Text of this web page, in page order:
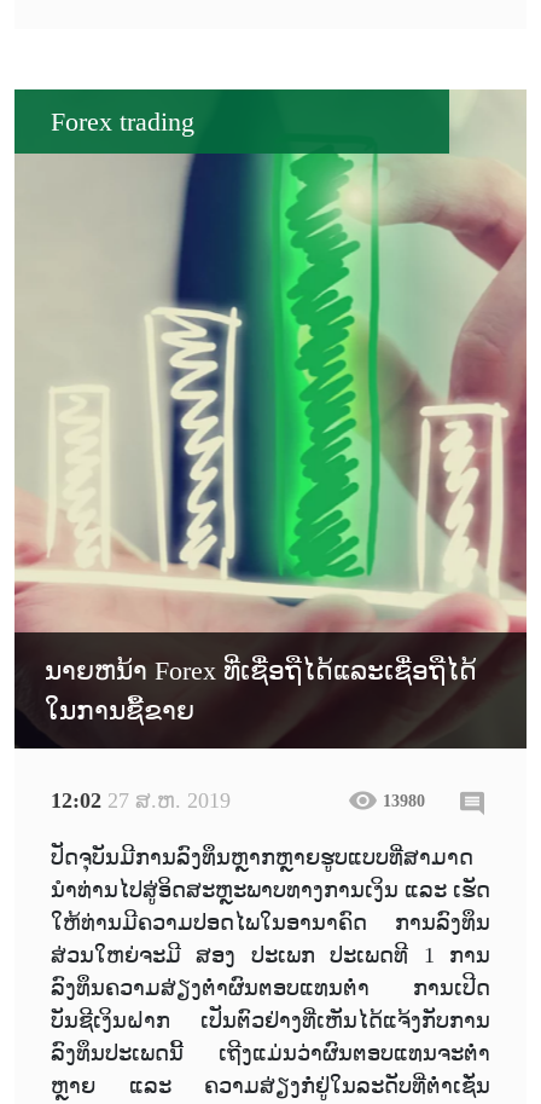
Forex trading
ນາຍຫນ້າ Forex ທີ່ເຊື່ອຖືໄດ້ແລະເຊື່ອຖືໄດ້
ໃນການຊື້ຂາຍ
12:02 27 ສ.ຫ. 2019 13980
ປັດຈຸບັນມີການລົງທຶນຫຼາກຫຼາຍຮູບແບບທີ່ສາມາດ
ນຳທ່ານໄປສູ່ອິດສະຫຼະພາບທາງການເງິນ ແລະ ເຮັດ
ໃຫ້ທ່ານມີຄວາມປອດໄພໃນອານາຄົດ ການລົງທຶນ
ສ່ວນໃຫຍ່ຈະມີ ສອງ ປະເພກ ປະເພດທີ 1 ການ
ລົງທຶນຄວາມສ່ຽງຕໍ່າຜົນຕອບແທນຕໍ່າ ການເປີດ
ບັນຊີເງິນຝາກ ເປັນຕົວຢ່າງທີ່ເຫັນໄດ້ແຈ້ງກັບການ
ລົງທຶນປະເພດນີ້ ເຖີງແມ່ນວ່າຜົນຕອບແທນຈະຕໍ່າ
ຫຼາຍ ແລະ ຄວາມສ່ຽງກໍ່ຢູ່ໃນລະດັບທີ່ຕໍ່າເຊັ່ນ